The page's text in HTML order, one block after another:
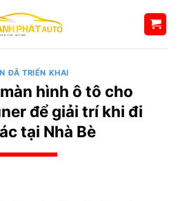
ĐÃ TRIỂN KHAI
hình ô tô cho
để giải trí khi đi
tại Nhà Bè